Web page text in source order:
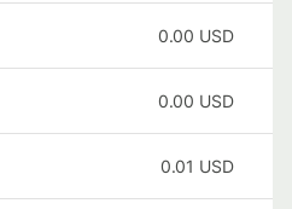
0.00 USD
0.00 USD
0.01 USD